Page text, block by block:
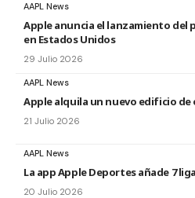
AAPL News
Apple anuncia el lanzamiento del
en Estados Unidos
29 Julio 2026
AAPL News
Apple alquila un nuevo edificio de
21 Julio 2026
AAPL News
La app Apple Deportes añade 7
20 Julio 2026